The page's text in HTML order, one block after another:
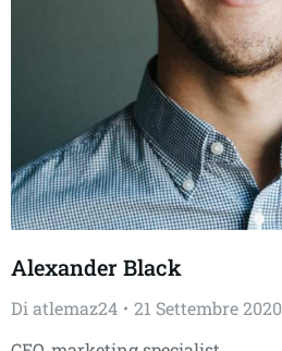
Alexander Black
Di atlemaz24
21 Settembre 2020